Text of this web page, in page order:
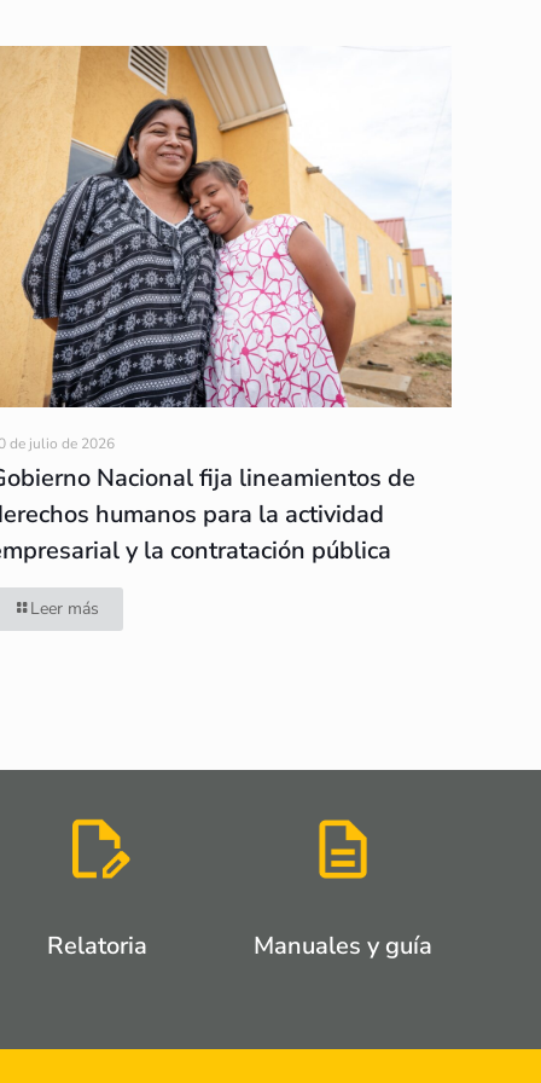
de julio de 2026
Nacional fija lineamientos de
humanos para la actividad
y la contratación pública
Leer más
Relatoria Manuales y guía